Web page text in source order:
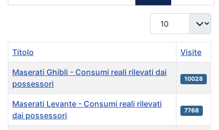
Visualizza n.
Titolo Visite
Maserati Ghibli - Consumi reali rilevati dai
possessori
10028
Maserati Levante - Consumi reali rilevati
dai possessori
7768